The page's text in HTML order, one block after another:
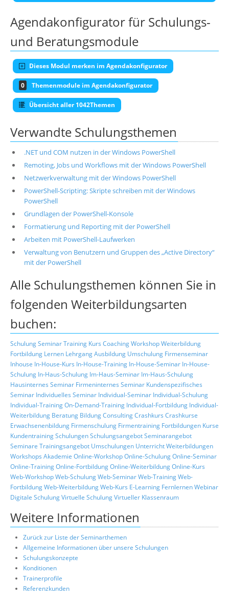
Agendakonfigurator für Schulungs-
und Beratungsmodule
Dieses Modul merken im Agendakonfigurator
0 Themenmodule im Agendakonfigurator
Übersicht aller 1042Themen
Verwandte Schulungsthemen
.NET und COM nutzen in der Windows PowerShell
Remoting, Jobs und Workflows mit der Windows PowerShell
Netzwerkverwaltung mit der Windows PowerShell
PowerShell-Scripting: Skripte schreiben mit der Windows
PowerShell
Grundlagen der PowerShell-Konsole
Formatierung und Reporting mit der PowerShell
Arbeiten mit PowerShell-Laufwerken
Verwaltung von Benutzern und Gruppen des „Active Directory“
mit der PowerShell
Alle Schulungsthemen können Sie in
folgenden Weiterbildungsarten
buchen:
SchulungSeminarTraining Kurs CoachingWorkshopWeiterbildung
Fortbildung Lernen LehrgangAusbildung Umschulung Firmenseminar
Inhouse In-House-Kurs In-House-Training In-House-Seminar In-House-
Schulung In-Haus-Schulung Im-Haus-Seminar Im-Haus-Schulung
Hausinternes Seminar Firmeninternes Seminar Kundenspezifisches
Seminar Individuelles Seminar Individual-Seminar Individual-Schulung
Individual-TrainingOn-Demand-Training Individual-Fortbildung Individual-
Weiterbildung Beratung BildungConsultingCrashkurs Crashkurse
Erwachsenenbildung Firmenschulung Firmentraining Fortbildungen Kurse
KundentrainingSchulungenSchulungsangebotSeminarangebot
Seminare Trainingsangebot Umschulungen UnterrichtWeiterbildungen
Workshops Akademie Online-WorkshopOnline-SchulungOnline-Seminar
Online-TrainingOnline-FortbildungOnline-WeiterbildungOnline-Kurs
Web-WorkshopWeb-SchulungWeb-SeminarWeb-TrainingWeb-
FortbildungWeb-WeiterbildungWeb-Kurs E-Learning FernlernenWebinar
Digitale SchulungVirtuelle SchulungVirtueller Klassenraum
Weitere Informationen
Zurück zur Liste der Seminarthemen
Allgemeine Informationen über unsere Schulungen
Schulungskonzepte
Konditionen
Trainerprofile
Referenzkunden